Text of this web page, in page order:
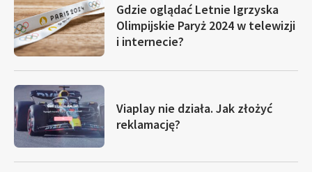
Gdzie oglądać Letnie Igrzyska
Olimpijskie Paryż 2024 w telewizji
i internecie?
Viaplay nie działa. Jak złożyć
reklamację?